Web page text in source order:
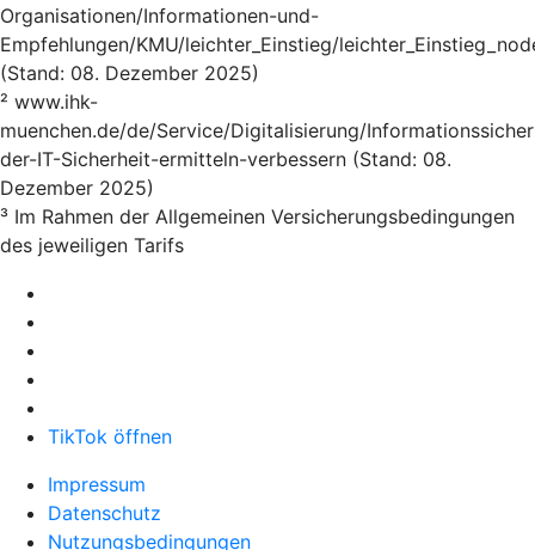
Organisationen/Informationen-und-
Empfehlungen/KMU/leichter_Einstieg/
(Stand: 08. Dezember 2025)
² www.ihk-
muenchen.de/de/Service/Digitalisierung/
der-IT-Sicherheit-ermitteln-verbessern (Stand: 08.
Dezember 2025)
³ Im Rahmen der Allgemeinen Versicherungsbedingungen
des jeweiligen Tarifs
TikTok öffnen
Impressum
Datenschutz
Nutzungsbedingungen